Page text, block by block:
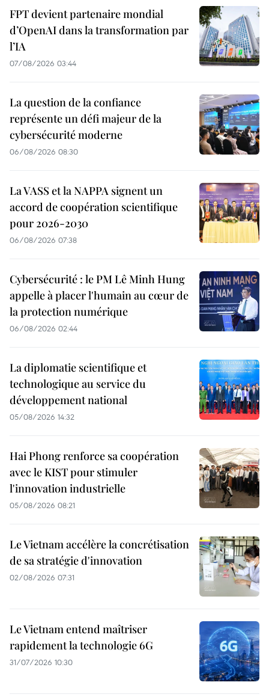
FPT devient partenaire mondial
d’OpenAI dans la transformation par
l’IA
07/08/2026 03:44
La question de la confiance
représente un défi majeur de la
cybersécurité moderne
06/08/2026 08:30
La VASS et la NAPPA signent un
accord de coopération scientifique
pour 2026-2030
06/08/2026 07:38
Cybersécurité : le PM Lê Minh Hung
appelle à placer l'humain au cœur de
la protection numérique
06/08/2026 02:44
La diplomatie scientifique et
technologique au service du
développement national
05/08/2026 14:32
Hai Phong renforce sa coopération
avec le KIST pour stimuler
l'innovation industrielle
05/08/2026 08:21
Le Vietnam accélère la concrétisation
de sa stratégie d'innovation
02/08/2026 07:31
Le Vietnam entend maîtriser
rapidement la technologie 6G
31/07/2026 10:30